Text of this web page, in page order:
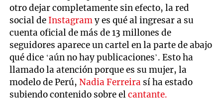
otro dejar completamente sin efecto, la red
social de Instagramy es qué al ingresar a su
cuenta oficial de más de 13 millones de
seguidores aparece un cartel en la parte de abajo
qué dice ‘aún no hay publicaciones’. Esto ha
llamado la atención porque es su mujer, la
modelo de Perú,Nadia Ferreira sí ha estado
subiendo contenido sobre elcantante.